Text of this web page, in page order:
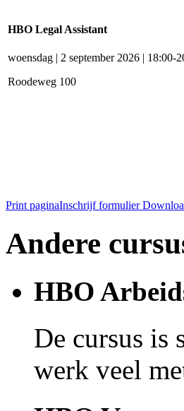
HBO Legal Assistant
woensdag | 2 september 2026 | 18:00-
Roodeweg 100
Print paginaInschrijf formulier
Andere
HBO
De cursus is
werk veel